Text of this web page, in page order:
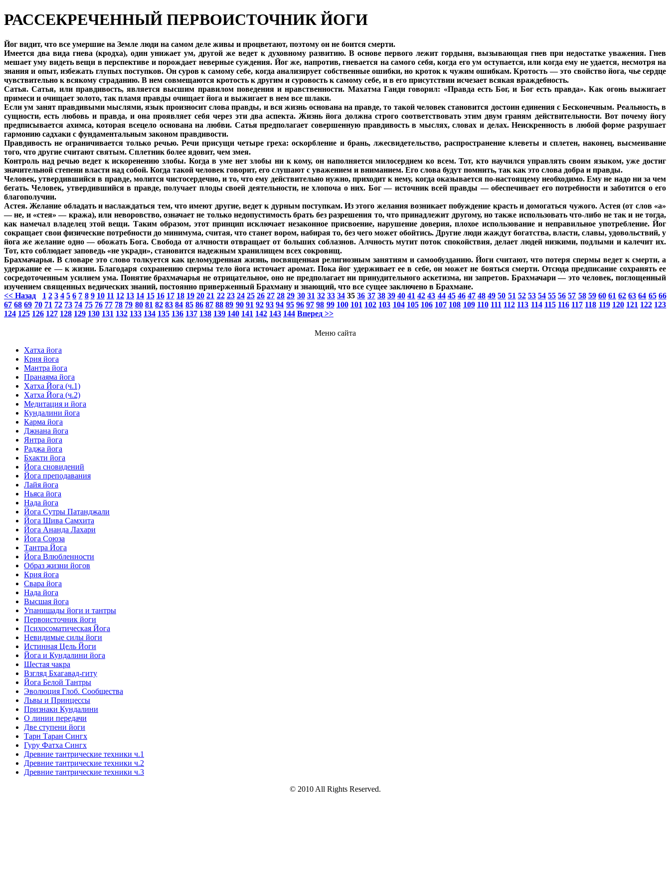
РАССЕКРЕЧЕННЫЙ ПЕРВОИСТОЧНИК ЙОГИ
Йог видит, что все умершие на Земле люди на самом деле живы и процветают, поэтому он не боится смерти.
Имеется два вида гнева (кродха), один унижает ум, другой же ведет к духовному развитию. В основе первого лежит гордыня, вызывающая гнев при недостатке уважения. Гнев
мешает уму видеть вещи в перспективе и порождает неверные суждения. Йог же, напротив, гневается на самого себя, когда его ум оступается, или когда ему не удается, несмотря на
знания и опыт, избежать глупых поступков. Он суров к самому себе, когда анализирует собственные ошибки, но кроток к чужим ошибкам. Кротость — это свойство йога, чье сердце
чувствительно к всякому страданию. В нем совмещаются кротость к другим и суровость к самому себе, и в его присутствии исчезает всякая враждебность.
Сатья. Сатья, или правдивость, является высшим правилом поведения и нравственности. Махатма Ганди говорил: «Правда есть Бог, и Бог есть правда». Как огонь выжигает
примеси и очищает золото, так пламя правды очищает йога и выжигает в нем все шлаки.
Если ум занят правдивыми мыслями, язык произносит слова правды, и вся жизнь основана на правде, то такой человек становится достоин единения с Бесконечным. Реальность, в
сущности, есть любовь и правда, и она проявляет себя через эти два аспекта. Жизнь йога должна строго соответствовать этим двум граням действительности. Вот почему йогу
предписывается ахимса, которая всецело основана на любви. Сатья предполагает совершенную правдивость в мыслях, словах и делах. Неискренность в любой форме разрушает
гармонию садхаки с фундаментальным законом правдивости.
Правдивость не ограничивается только речью. Речи присущи четыре греха: оскорбление и брань, лжесвидетельство, распространение клеветы и сплетен, наконец, высмеивание
того, что другие считают святым. Сплетник более ядовит, чем змея.
Контроль над речью ведет к искоренению злобы. Когда в уме нет злобы ни к кому, он наполняется милосердием ко всем. Тот, кто научился управлять своим языком, уже достиг
значительной степени власти над собой. Когда такой человек говорит, его слушают с уважением и вниманием. Его слова будут помнить, так как это слова добра и правды.
Человек, утвердившийся в правде, молится чистосердечно, и то, что ему действительно нужно, приходит к нему, когда оказывается по-настоящему необходимо. Ему не надо ни за чем
бегать. Человек, утвердившийся в правде, получает плоды своей деятельности, не хлопоча о них. Бог — источник всей правды — обеспечивает его потребности и заботится о его
благополучии.
Астея. Желание обладать и наслаждаться тем, что имеют другие, ведет к дурным поступкам. Из этого желания возникает побуждение красть и домогаться чужого. Астея (от слов «а»
— не, и «стея» — кража), или неворовство, означает не только недопустимость брать без разрешения то, что принадлежит другому, но также использовать что-либо не так и не тогда,
как намечал владелец этой вещи. Таким образом, этот принцип исключает незаконное присвоение, нарушение доверия, плохое использование и неправильное употребление. Йог
сокращает свои физические потребности до минимума, считая, что станет вором, набирая то, без чего может обойтись. Другие люди жаждут богатства, власти, славы, удовольствий, у
йога же желание одно — обожать Бога. Свобода от алчности отвращает от больших соблазнов. Алчность мутит поток спокойствия, делает людей низкими, подлыми и калечит их.
Тот, кто соблюдает заповедь «не укради», становится надежным хранилищем всех сокровищ.
Брахмачарья. В словаре это слово толкуется как целомудренная жизнь, посвященная религиозным занятиям и самообузданию. Йоги считают, что потеря спермы ведет к смерти, а
удержание ее — к жизни. Благодаря сохранению спермы тело йога источает аромат. Пока йог удерживает ее в себе, он может не бояться смерти. Отсюда предписание сохранять ее
сосредоточенным усилием ума. Понятие брахмачарья не отрицательное, оно не предполагает ни принудительного аскетизма, ни запретов. Брахмачари — это человек, поглощенный
изучением священных ведических знаний, постоянно приверженный Брахману и знающий, что все сущее заключено в Брахмане.
<< Назад
1 2 3 4 5 6 7 8 9 10 11 12 13 14 15 16 17 18 19 20 21 22 23 24 25 26 27 28 29 30 31 32 33 34 35 36 37 38 39 40 41 42 43 44 45 46 47 48 49 50 51 52 53 54 55 56 57 58 59 60 61 62 63 64 65 66
67 68 69 70 71 72 73 74 75 76 77 78 79 80 81 82 83 84 85 86 87 88 89 90 91 92 93 94 95 96 97 98 99 100 101 102 103 104 105 106 107 108 109 110 111 112 113 114 115 116 117 118 119 120 121 122 123
124 125 126 127 128 129 130 131 132 133 134 135 136 137 138 139 140 141 142 143 144 Вперед >>
Меню сайта
Хатха йога
Крия йога
Мантра йога
Пранаяма йога
Хатха Йога (ч.1)
Хатха Йога (ч.2)
Медитация и йога
Кундалини йога
Карма йога
Джнана йога
Янтра йога
Раджа йога
Бхакти йога
Йога сновидений
Йога преподавания
Лайя йога
Ньяса йога
Нада йога
Йога Сутры Патанджали
Йога Шива Самхита
Йога Ананда Лахари
Йога Союза
Тантра Йога
Йога Влюбленности
Образ жизни йогов
Крия йога
Свара йога
Нада йога
Высшая йога
Упанишады йоги и тантры
Первоисточник йоги
Психосоматическая Йога
Невидимые силы йоги
Истинная Цель Йоги
Йога и Кундалини йога
Шестая чакра
Взгляд Бхагавад-гиту
Йога Белой Тантры
Эволюция Глоб. Сообщества
Львы и Принцессы
Признаки Кундалини
О линии передачи
Две ступени йоги
Тарн Таран Сингх
Гуру Фатха Сингх
Древние тантрические техники ч.1
Древние тантрические техники ч.2
Древние тантрические техники ч.3
© 2010 All Rights Reserved.